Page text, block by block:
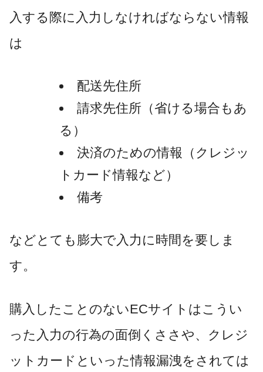
入する際に入力しなければならない情報
は
配送先住所
請求先住所（省ける場合もあ
る）
決済のための情報（クレジッ
トカード情報など）
備考
などとても膨大で入力に時間を要しま
す。
購入したことのないECサイトはこうい
った入力の行為の面倒くささや、クレジ
ットカードといった情報漏洩をされては